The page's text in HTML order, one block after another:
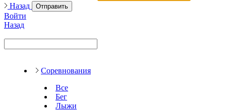
Назад
Отправить
Войти
Назад
Соревнования
Все
Бег
Лыжи